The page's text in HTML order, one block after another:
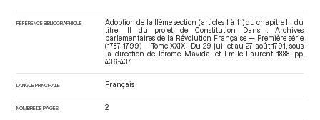
RÉFÉRENCE BIBLIOGRAPHIQUE
Adoption de la IIème section (articles 1 à 11) du chapitre III du
titre III du projet de Constitution. Dans : Archives
parlementaires de la Révolution Française — Première série
(1787-1799) — Tome XXIX - Du 29 juillet au 27 août 1791.
, sous
la direction de Jérôme Mavidal et Emile Laurent. 1888. pp.
436-437.
LANGUE PRINCIPALE Français
NOMBRE DE PAGES 2